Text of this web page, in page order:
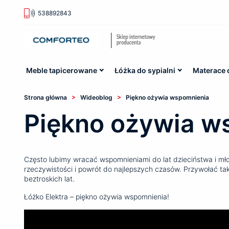
538892843
Meble tapicerowane Łóżka do sypialni Materace
Strona główna > Wideoblog > Piękno ożywia wspomnienia
Piękno ożywia
Często lubimy wracać wspomnieniami do lat dzieciństwa i
rzeczywistości i powrót do najlepszych czasów. Przywołać
beztroskich lat.
Łóżko Elektra – piękno ożywia wspomnienia!